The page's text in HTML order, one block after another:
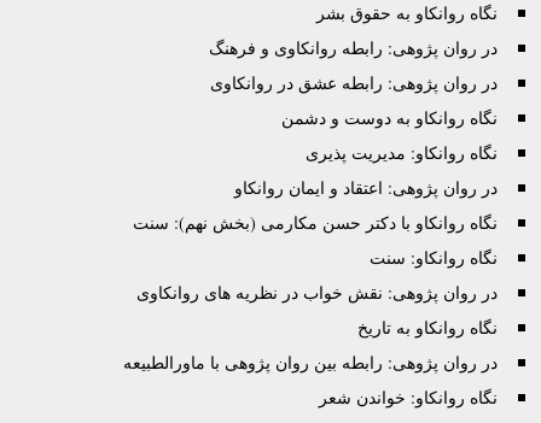
نگاه روانکاو به حقوق بشر
در روان پژوهی: رابطه روانکاوی و فرهنگ
در روان پژوهی: رابطه عشق در روانکاوی
نگاه روانکاو به دوست و دشمن
نگاه روانکاو: مدیریت پذیری
در روان پژوهی: اعتقاد و ایمان روانکاو
نگاه روانکاو با دکتر حسن مکارمی (بخش نهم): سنت
نگاه روانکاو: سنت
در روان پژوهی: نقش خواب در نظریه های روانکاوی
نگاه روانکاو به تاریخ
در روان پژوهی: رابطه بین روان پژوهی با ماورالطبیعه
نگاه روانکاو: خواندن شعر